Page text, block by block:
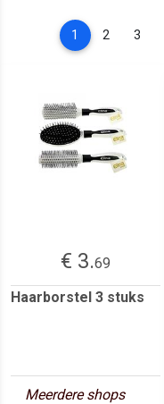
1 (current)
2 3
€ 3.69
Haarborstel 3 stuks
Meerdere shops